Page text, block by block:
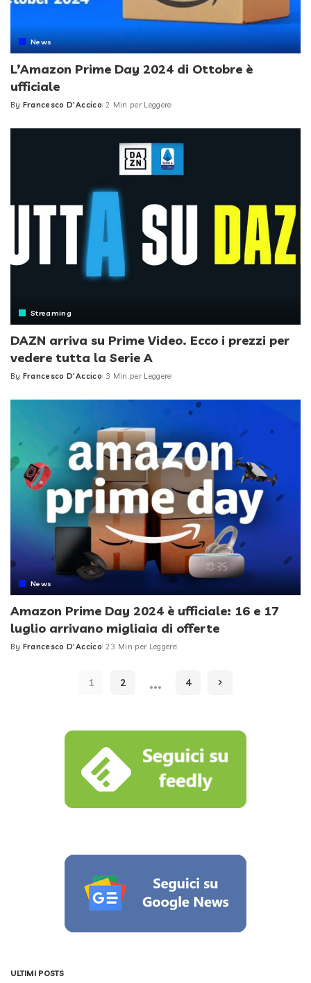
News
L’Amazon Prime Day 2024 di Ottobre è
ufficiale
Posted
By Francesco D'Accico 2 Min per Leggere
Streaming
DAZN arriva su Prime Video. Ecco i prezzi per
vedere tutta la Serie A
Posted
By Francesco D'Accico 3 Min per Leggere
News
Amazon Prime Day 2024 è ufficiale: 16 e 17
luglio arrivano migliaia di offerte
Posted
By Francesco D'Accico 23 Min per Leggere
1 2 … 4
ULTIMI POSTS